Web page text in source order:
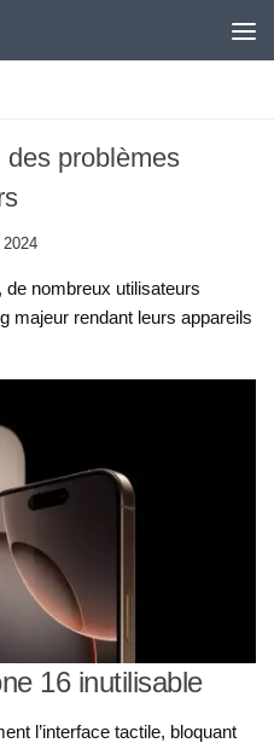
problèmes
de nombreux utilisateurs
majeur rendant leurs appareils
16 inutilisable
l’interface tactile, bloquant